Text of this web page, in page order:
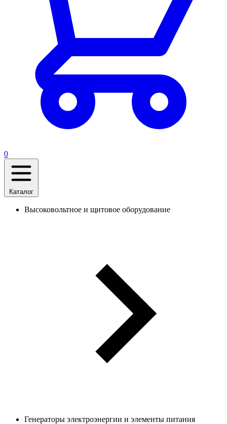
0
Каталог
Высоковольтное и щитовое оборудование
Генераторы электроэнергии и элементы питания